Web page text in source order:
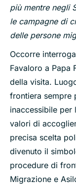
più mentre negli
le campagne di
delle persone
Occorre
Favaloro a Papa
della visita.
frontiera sempre
inaccessibile
valori di
precisa scelta
divenuto il
procedure di
Migrazione e